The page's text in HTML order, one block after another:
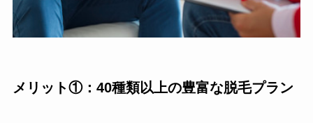
メリット①：40種類以上の豊富な脱毛プラン